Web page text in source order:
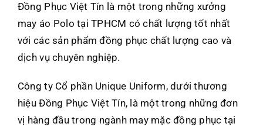
Đồng Phục Việt Tín là một trong những xưởng
may áo Polo tại TPHCM có chất lượng tốt nhất
với các sản phẩm đồng phục chất lượng cao và
dịch vụ chuyên nghiệp.
Công ty Cổ phần Unique Uniform, dưới thương
hiệu Đồng Phục Việt Tín, là một trong những đơn
vị hàng đầu trong ngành may mặc đồng phục tại